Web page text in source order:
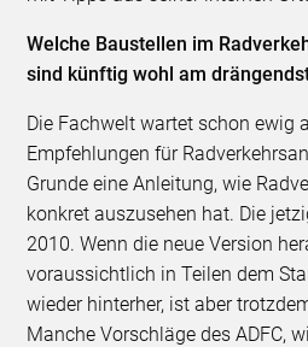
Welche Baustellen im
sind künftig wohl am
Die Fachwelt wartet schon ewig
Empfehlungen für
Grunde eine Anleitung, wie
konkret auszusehen hat. Die
2010. Wenn die neue Version
voraussichtlich in Teilen dem
wieder hinterher, ist aber
Manche Vorschläge des ADFC,